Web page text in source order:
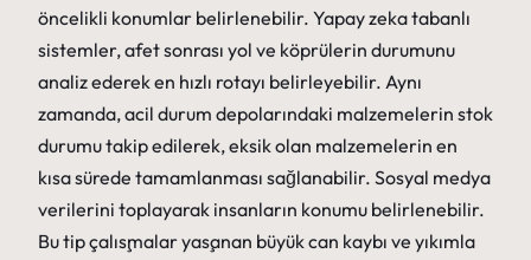
öncelikli konumlar belirlenebilir. Yapay zeka tabanlı
sistemler, afet sonrası yol ve köprülerin durumunu
analiz ederek en hızlı rotayı belirleyebilir. Aynı
zamanda, acil durum depolarındaki malzemelerin stok
durumu takip edilerek, eksik olan malzemelerin en
kısa sürede tamamlanması sağlanabilir. Sosyal medya
verilerini toplayarak insanların konumu belirlenebilir.
Bu tip çalışmalar yaşanan büyük can kaybı ve yıkımla